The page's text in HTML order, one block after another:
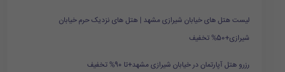
لیست هتل های خیابان شیرازی مشهد | هتل های نزدیک حرم خیابان
شیرازی+50% تخفیف
رزرو هتل آپارتمان در خیابان شیرازی مشهد+تا 90% تخفیف